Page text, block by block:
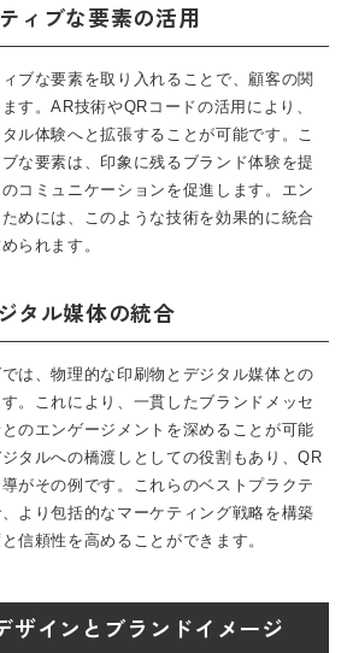
ィブな要素の活用
ブな要素を取り入れることで、顧客の関
す。AR技術やQRコードの活用により、
ル体験へと拡張することが可能です。こ
な要素は、印象に残るブランド体験を提
コミュニケーションを促進します。エン
めには、このような技術を効果的に統合
られます。
タル媒体の統合
は、物理的な印刷物とデジタル媒体との
。これにより、一貫したブランドメッセ
のエンゲージメントを深めることが可能
タルへの橋渡しとしての役割もあり、QR
がその例です。これらのベストプラクテ
より包括的なマーケティング戦略を構築
信頼性を高めることができます。
ザインとブランドイメージ